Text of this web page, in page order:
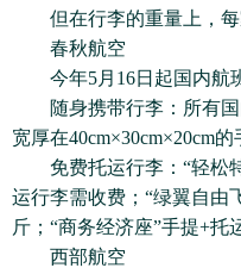
但在行李的重量上，每
春秋航空
今年5月16日起国内航班
随身携带行李：所有国
宽厚在40cm×30cm×20cm
免费托运行李：“轻松特
运行李需收费；“绿翼自由
斤；“商务经济座”手提+托
西部航空